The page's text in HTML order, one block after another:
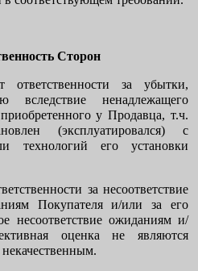
Сторон
за убытки,
вследствие ненадлежащего
у Продавца, т.ч.
(эксплуатировался) с
технологий его установки
за несоответствие
Покупателя и/или за его
несоответствие ожиданиям и/
оценка не являются